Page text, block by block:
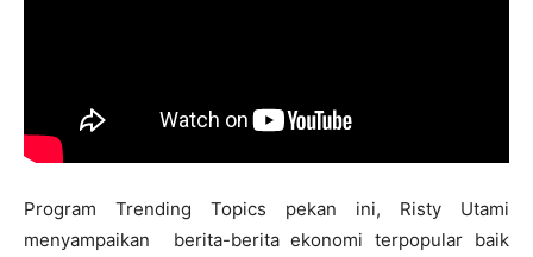
Program Trending Topics pekan ini, Risty Utami
menyampaikan berita-berita ekonomi terpopular baik